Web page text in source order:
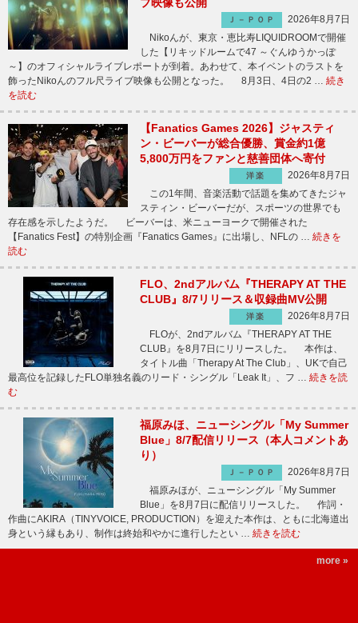
Ｊ－ＰＯＰ
2026年8月7日
Nikoんが、東京・恵比寿LIQUIDROOMで開催
した【リキッドルームで47 ～ぐんゆうかっぽ
～】のオフィシャルライブレポートが到着。あわせて、本イベントのラストを
飾ったNikoんのフル尺ライブ映像も公開となった。 8月3日、4日の2 … 続き
を読む
【Fanatics Games 2026】ジャスティ
ン・ビーバーが総合優勝、賞金約1億
5,800万円をファンと慈善団体へ寄付
洋楽
2026年8月7日
この1年間、音楽活動で話題を集めてきたジャ
スティン・ビーバーだが、スポーツの世界でも
存在感を示したようだ。 ビーバーは、米ニューヨークで開催された
【Fanatics Fest】の特別企画『Fanatics Games』に出場し、NFLの … 続きを
読む
FLO、2ndアルバム『THERAPY AT THE
CLUB』8/7リリース＆収録曲MV公開
洋楽
2026年8月7日
FLOが、2ndアルバム『THERAPY AT THE
CLUB』を8月7日にリリースした。 本作は、
タイトル曲「Therapy At The Club」、UKで自己
最高位を記録したFLO単独名義のリード・シングル「Leak It」、フ … 続きを読
む
福原みほ、ニューシングル「My Summer
Blue」8/7配信リリース（本人コメントあ
り）
Ｊ－ＰＯＰ
2026年8月7日
福原みほが、ニューシングル「My Summer
Blue」を8月7日に配信リリースした。 作詞・
作曲にAKIRA（TINYVOICE, PRODUCTION）を迎えた本作は、ともに北海道出
身という縁もあり、制作は終始和やかに進行したとい … 続きを読む
more »